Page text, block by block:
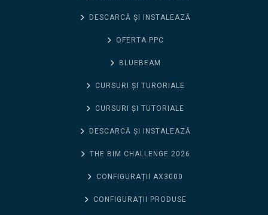
DESCARCĂ ȘI INSTALEAZĂ
OFERTA PPC
BLUEBEAM
CURSURI ȘI TURORIALE
CURSURI ȘI TUTORIALE
DESCARCĂ ȘI INSTALEAZĂ
THE BIM CHALLENGE 2026
CONFIGURAȚII AX3000
CONFIGURAȚII PRODUSE